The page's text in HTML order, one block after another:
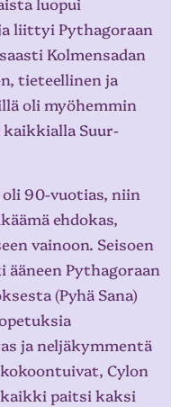
liittyi Pythagoraan
Kolmensadan
tieteellinen ja
oli myöhemmin
Suur-
oli 90-vuotias, niin
ehdokas,
vainoon. Seisoen
ääneen Pythagoraan
(Pyhä Sana)
ja neljäkymmentä
Cylon
paitsi kaksi